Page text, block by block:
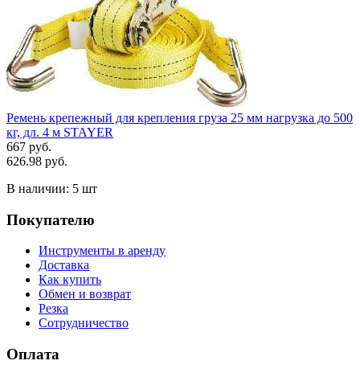
Ремень крепежный для крепления груза 25 мм нагрузка до 500
кг, дл. 4 м STAYER
667 руб.
626.98 руб.
В наличии: 5 шт
Покупателю
Инструменты в аренду
Доставка
Как купить
Обмен и возврат
Резка
Сотрудничество
Оплата